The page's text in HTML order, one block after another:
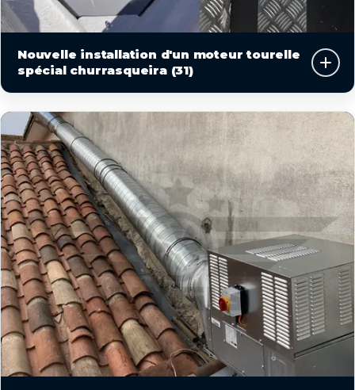
Nouvelle installation d'un moteur tourelle
spécial churrasqueira (31)